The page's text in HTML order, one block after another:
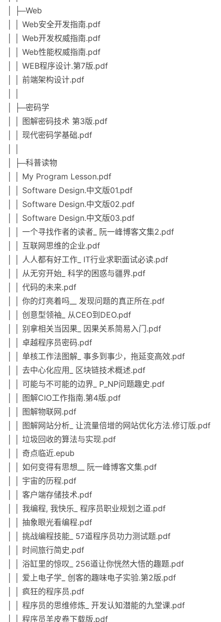
│ ├─Web
│ │ Web安全开发指南.pdf
│ │ Web开发权威指南.pdf
│ │ Web性能权威指南.pdf
│ │ WEB程序设计.第7版.pdf
│ │ 前端架构设计.pdf
│ ├─密码学
│ │ 图解密码技术 第3版.pdf
│ │ 现代密码学基础.pdf
│ ├─科普读物
│ │ My Program Lesson.pdf
│ │ Software Design.中文版01.pdf
│ │ Software Design.中文版02.pdf
│ │ Software Design.中文版03.pdf
│ │ 一个寻找作者的读者_ 阮一峰博客文集2.pdf
│ │ 互联网思维的企业.pdf
│ │ 人人都有好工作_ IT行业求职面试必读.pdf
│ │ 从无穷开始_ 科学的困惑与疆界.pdf
│ │ 代码的未来.pdf
│ │ 你的灯亮着吗__ 发现问题的真正所在.pdf
│ │ 创意型领袖_ 从CEO到DEO.pdf
│ │ 别拿相关当因果_ 因果关系简易入门.pdf
│ │ 卓越程序员密码.pdf
│ │ 单核工作法图解_ 事多到事少，拖延变高效.pdf
│ │ 去中心化应用_ 区块链技术概述.pdf
│ │ 可能与不可能的边界_ P_NP问题趣史.pdf
│ │ 图解CIO工作指南.第4版.pdf
│ │ 图解物联网.pdf
│ │ 图解网站分析_ 让流量倍增的网站优化方法.修订版.pdf
│ │ 垃圾回收的算法与实现.pdf
│ │ 奇点临近.epub
│ │ 如何变得有思想__ 阮一峰博客文集.pdf
│ │ 宇宙的历程.pdf
│ │ 客户端存储技术.pdf
│ │ 我编程, 我快乐_ 程序员职业规划之道.pdf
│ │ 抽象眼光看编程.pdf
│ │ 挑战编程技能_ 57道程序员功力测试题.pdf
│ │ 时间旅行简史.pdf
│ │ 浴缸里的惊叹_ 256道让你恍然大悟的趣题.pdf
│ │ 爱上电子学_ 创客的趣味电子实验.第2版.pdf
│ │ 疯狂的程序员.pdf
│ │ 程序员的思维修炼_ 开发认知潜能的九堂课.pdf
│ │ 程序员羊皮卷下载版.pdf